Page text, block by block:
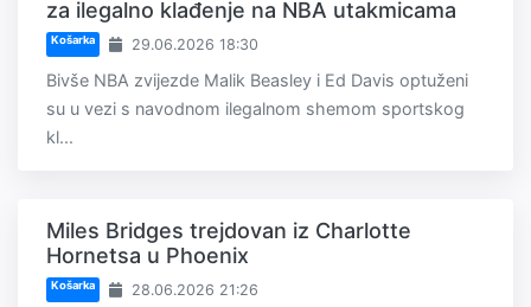
za ilegalno klađenje na NBA utakmicama
Košarka 29.06.2026 18:30
Bivše NBA zvijezde Malik Beasley i Ed Davis optuženi
su u vezi s navodnom ilegalnom shemom sportskog
kl...
Miles Bridges trejdovan iz Charlotte
Hornetsa u Phoenix
Košarka 28.06.2026 21:26